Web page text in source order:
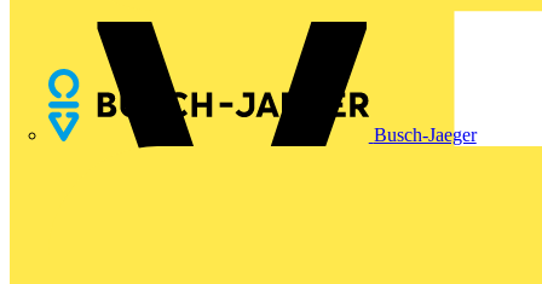
Busch-Jaeger